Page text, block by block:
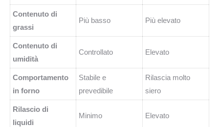
Contenuto di
grassi
Più basso Più elevato
Contenuto di
umidità
Controllato Elevato
Comportamento
in forno
Stabile e
prevedibile
Rilascia molto
siero
Rilascio di
liquidi
Minimo Elevato